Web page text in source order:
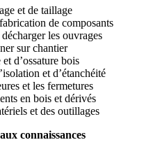
et de taillage
de composants
les ouvrages
sur chantier
d’ossature bois
et d’étanchéité
et les fermetures
en bois et dérivés
et des outillages
connaissances